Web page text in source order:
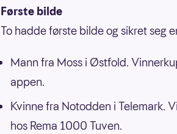
Første bilde
To hadde første bilde og sikret seg
Mann fra Moss i Østfold.
appen.
Kvinne fra Notodden i Telemark.
hos Rema 1000 Tuven.